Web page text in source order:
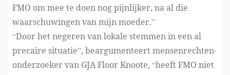
FMO om mee te doen nog pijnlijker, na al die
waarschuwingen van mijn moeder.”
“Door het negeren van lokale stemmen in een al
precaire situatie”, beargumenteert mensenrechten-
onderzoeker van GJA Floor Knoote, “heeft FMO niet